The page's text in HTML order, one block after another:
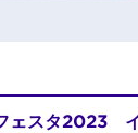
ェスタ2023